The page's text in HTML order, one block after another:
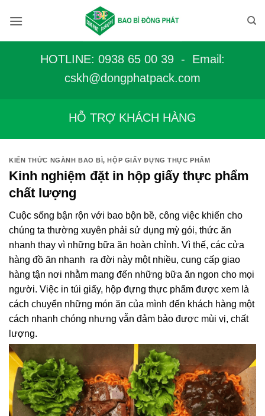
qua
HOTLINE: 0938 65 00 39 - Email:
cskh@dongphatpack.com
HỖ TRỢ KHÁCH HÀNG
KIẾN THỨC NGÀNH BAO BÌ,HỘP GIẤY ĐỰNG THỰC PHẨM
Kinh nghiệm đặt in hộp giấy thực phẩm
chất lượng
Cuộc sống bận rộn với bao bộn bề, công việc khiến cho
chúng ta thường xuyên phải sử dụng mỳ gói, thức ăn
nhanh thay vì những bữa ăn hoàn chỉnh. Vì thế, các cửa
hàng đồ ăn nhanh ra đời này một nhiều, cung cấp giao
hàng tận nơi nhằm mang đến những bữa ăn ngon cho mọi
người. Việc in túi giấy, hộp đựng thực phẩm được xem là
cách chuyển những món ăn của mình đến khách hàng một
cách nhanh chóng nhưng vẫn đảm bảo được mùi vị, chất
lượng.